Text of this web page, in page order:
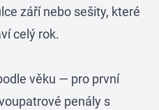
září nebo sešity, které
celý rok.
věku — pro první
penály s